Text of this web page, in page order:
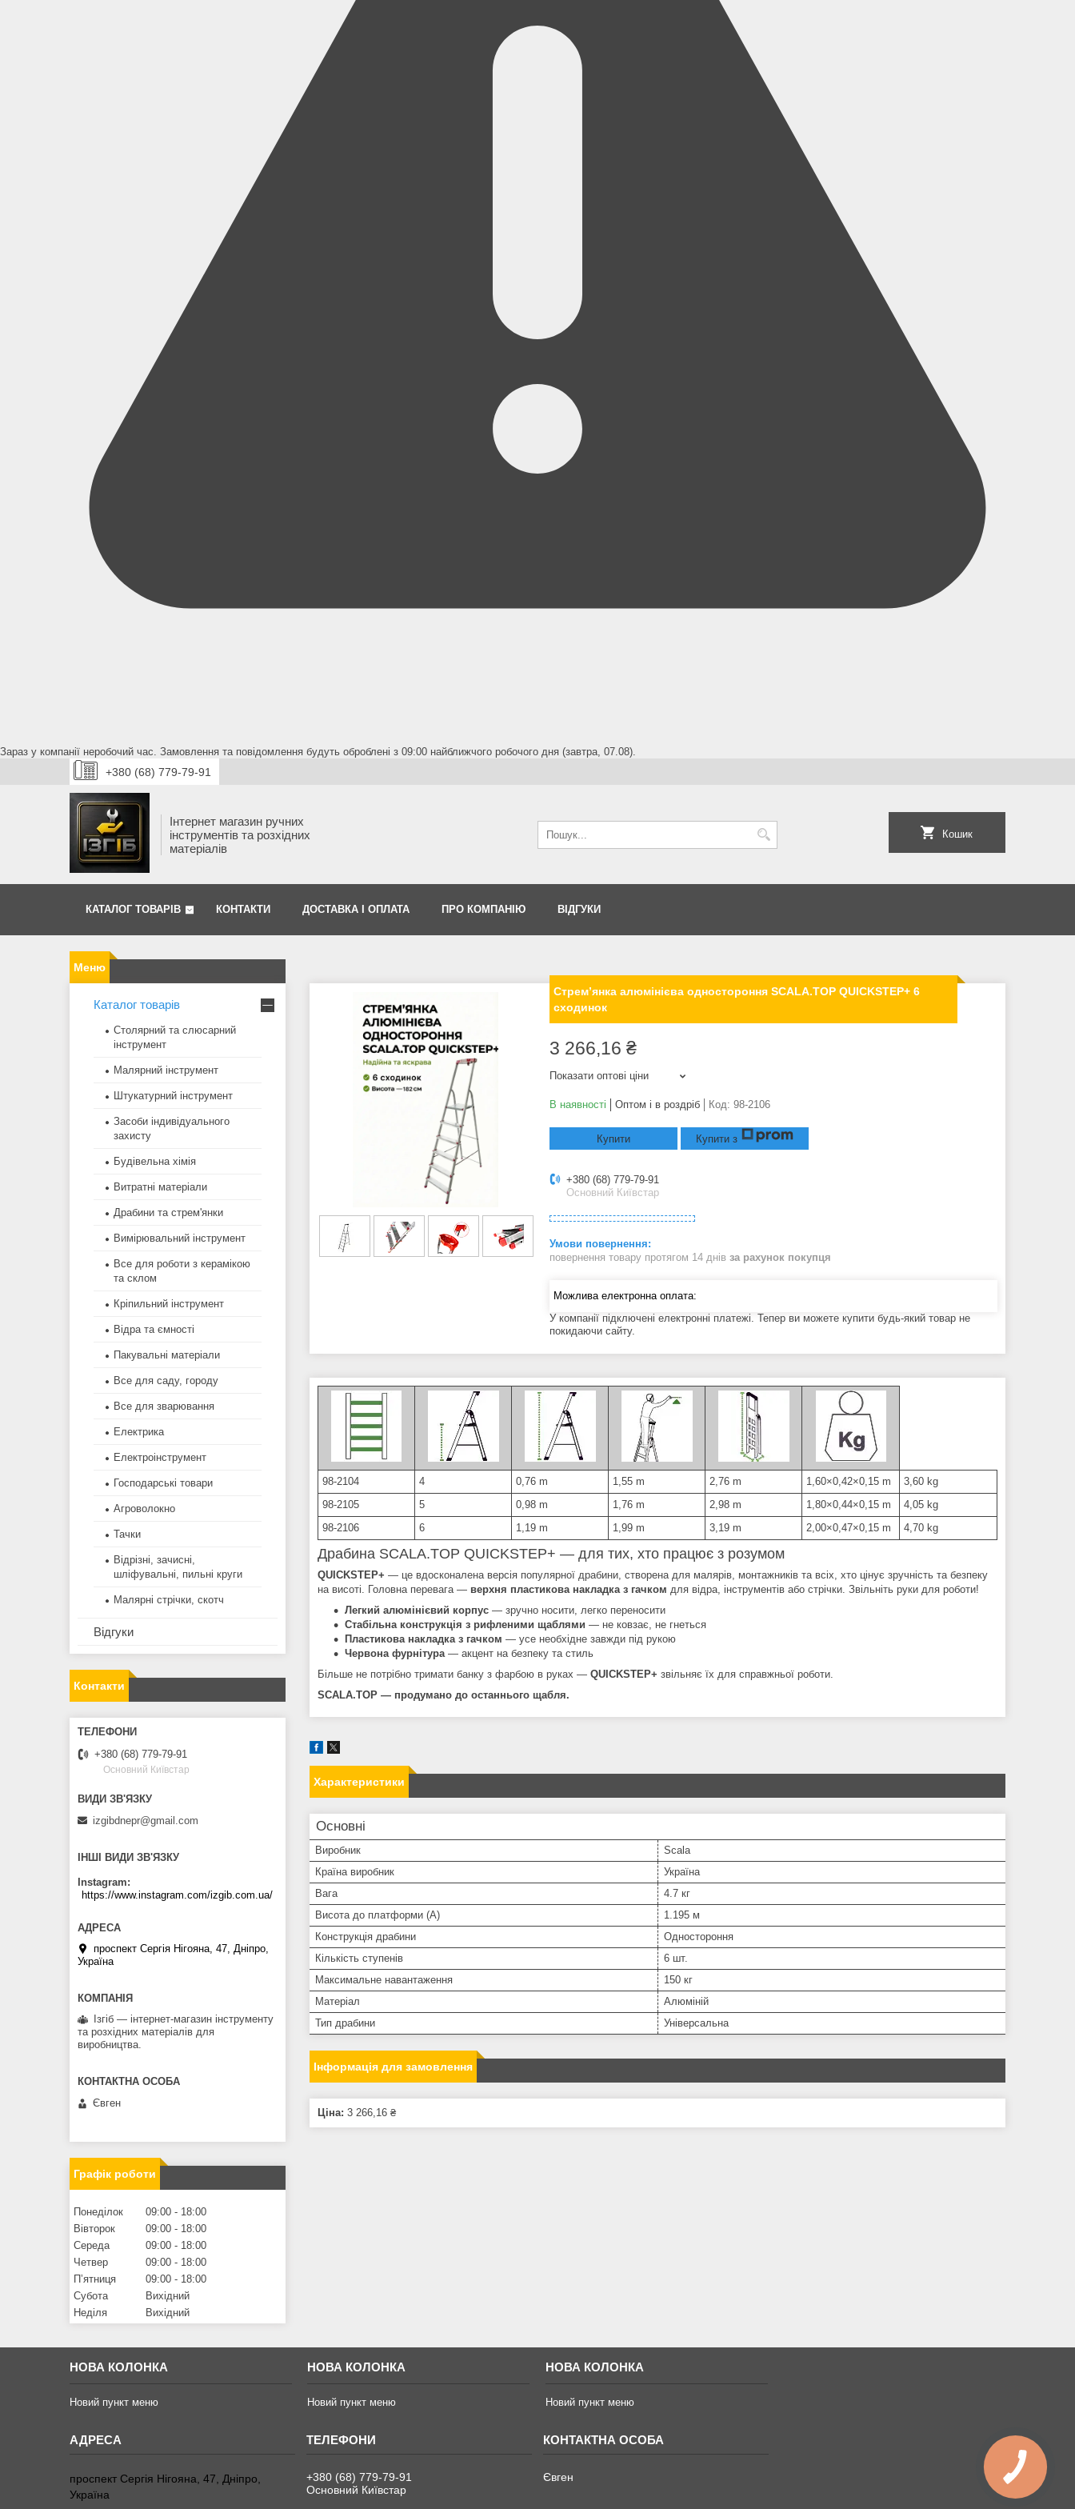
Зараз у компанії неробочий час. Замовлення та повідомлення будуть оброблені з 09:00 найближчого робочого дня (завтра, 07.08).
+380 (68) 779-79-91
Інтернет магазин ручних
інструментів та розхідних
матеріалів
Кошик
КАТАЛОГ ТОВАРІВ КОНТАКТИ ДОСТАВКА І ОПЛАТА ПРО КОМПАНІЮ ВІДГУКИ
Стрем’янка алюмінієва одностороння SCALA.TOP QUICKSTEP+ 6
сходинок
3 266,16 ₴
Показати оптові ціни
В наявності Оптом і в роздріб Код: 98-2106
Купити Купити з
+380 (68) 779-79-91
Основний Київстар
повернення товару протягом 14 днів за рахунок покупця
У компанії підключені електронні платежі. Тепер ви можете купити будь-який товар не
покидаючи сайту.
98-2104 4 0,76 m 1,55 m 2,76 m 1,60×0,42×0,15 m
3,60 kg
98-2105
5 0,98 m 1,76 m 2,98 m 1,80×0,44×0,15 m
4,05 kg
98-2106
6 1,19 m 1,99 m 3,19 m 2,00×0,47×0,15 m 4,70 kg
Драбина SCALA.TOP QUICKSTEP+ — для тих, хто працює з розумом
QUICKSTEP+ — це вдосконалена версія популярної драбини, створена для малярів, монтажників та всіх, хто цінує зручність та безпеку
на висоті. Головна перевага — верхня пластикова накладка з гачком для відра, інструментів або стрічки. Звільніть руки для роботи!
Легкий алюмінієвий корпус — зручно носити, легко переносити
Стабільна конструкція з рифленими щаблями — не ковзає, не гнеться
Пластикова накладка з гачком — усе необхідне завжди під рукою
Червона фурнітура— акцент на безпеку та стиль
Більше не потрібно тримати банку з фарбою в руках — QUICKSTEP+ звільняє їх для справжньої роботи.
SCALA.TOP — продумано до останнього щабля.
Характеристики
Основні
Виробник
Scala
Країна виробник
Україна
Вага
4.7 кг
Висота до платформи (А)
1.195 м
Конструкція драбини
Одностороння
Кількість ступенів
6 шт.
Максимальне навантаження
150 кг
Матеріал
Алюміній
Тип драбини
Універсальна
Інформація для замовлення
Ціна: 3 266,16 ₴
Каталог товарів
Столярний та слюсарний
інструмент
Малярний інструмент
Штукатурний інструмент
Засоби індивідуального
захисту
Будівельна хімія
Витратні матеріали
Драбини та стрем'янки
Вимірювальний інструмент
Все для роботи з керамікою
та склом
Кріпильний інструмент
Відра та ємності
Пакувальні матеріали
Все для саду, городу
Все для зварювання
Електрика
Електроінструмент
Господарські товари
Агроволокно
Тачки
Відрізні, зачисні,
шліфувальні, пильні круги
Малярні стрічки, скотч
Відгуки
Контакти
+380 (68) 779-79-91
Основний Київстар
izgibdnepr@gmail.com
ІНШІ ВИДИ ЗВ'ЯЗКУ
Instagram
https://www.instagram.com/izgib.com.ua/
проспект Сергія Нігояна, 47, Дніпро,
Україна
Ізгіб — інтернет-магазин інструменту
та розхідних матеріалів для
виробництва.
Євген
Графік роботи
Понеділок 09:00
18:00
Вівторок
09:00
18:00
Середа
09:00
18:00
Четвер
09:00
18:00
Пʼятниця
09:00
18:00
Субота
Вихідний
Неділя
Вихідний
НОВА КОЛОНКА
Новий пункт меню
НОВА КОЛОНКА
Новий пункт меню
НОВА КОЛОНКА
Новий пункт меню
проспект Сергія Нігояна, 47, Дніпро,
Україна
+380 (68) 779-79-91
Основний Київстар
Євген